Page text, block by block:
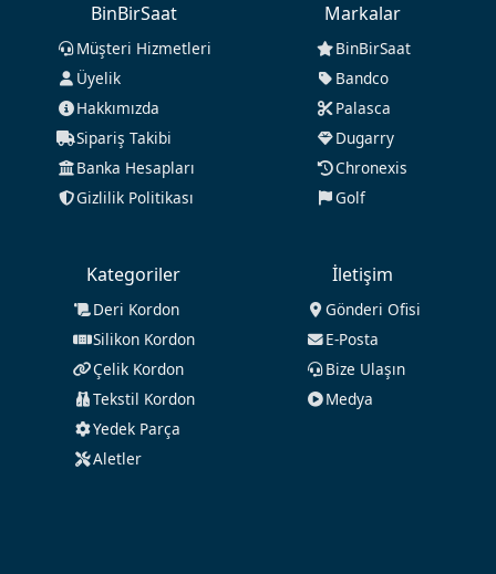
BinBirSaat
Müşteri Hizmetleri
Üyelik
Hakkımızda
Sipariş Takibi
Banka Hesapları
Gizlilik Politikası
Markalar
BinBirSaat
Bandco
Palasca
Dugarry
Chronexis
Golf
Kategoriler
Deri Kordon
Silikon Kordon
Çelik Kordon
Tekstil Kordon
Yedek Parça
Aletler
İletişim
Gönderi Ofisi
E-Posta
Bize Ulaşın
Medya